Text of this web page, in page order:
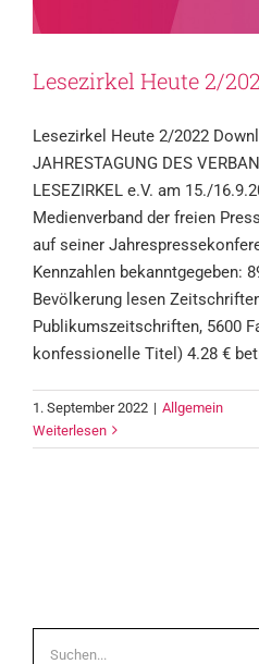
Lesezirkel Heute 2/
Lesezirkel Heute 2/2022
JAHRESTAGUNG DES
LESEZIRKEL e.V. am 15./
Medienverband der freien
auf seiner
Kennzahlen bekanntgegeben:
Bevölkerung lesen
Publikumszeitschriften, 5600
konfessionelle Titel) 4.28 €
1. September 2022 | Allgemein
Weiterlesen